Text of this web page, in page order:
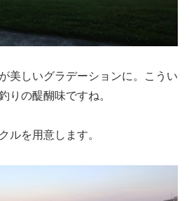
美しいグラデーションに。こうい
りの醍醐味ですね。
ルを用意します。